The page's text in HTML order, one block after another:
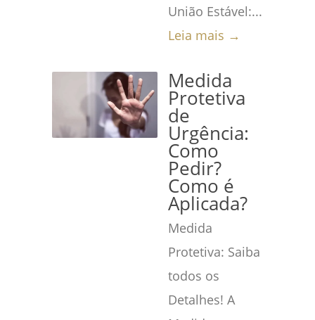
União Estável:...
Leia mais →
Medida
Protetiva
de
Urgência:
Como
Pedir?
Como é
Aplicada?
Medida
Protetiva: Saiba
todos os
Detalhes! A